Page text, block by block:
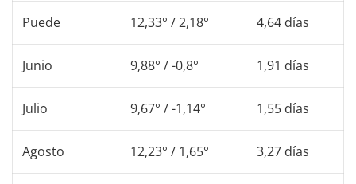
Puede 12,33° / 2,18° 4,64 días
Junio 9,88° / -0,8° 1,91 días
Julio 9,67° / -1,14° 1,55 días
Agosto 12,23° / 1,65° 3,27 días